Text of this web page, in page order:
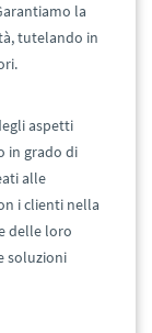
la
tutelando in
aspetti
in grado di
alle
i clienti nella
delle loro
soluzioni